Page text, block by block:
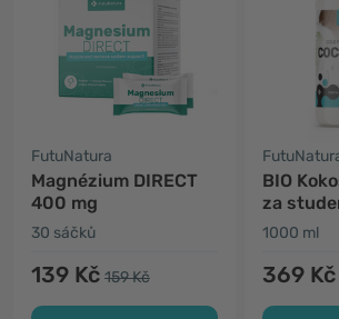
FutuNatura
Magnézium DIRECT
400 mg
30 sáčků
139 Kč 159 Kč
BIO
za
1000 ml
369 Kč